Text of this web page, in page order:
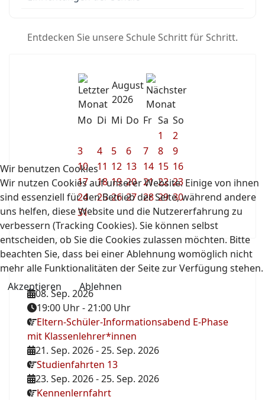
Entdecken Sie unsere Schule Schritt für Schritt.
August
2026
Mo Di Mi Do Fr Sa So
1
2
3
4 5 6 7 8
9
10
11 12 13 14 15 16
17
18 19 20 21 22 23
24
25 26 27 28 29 30
31
08. Sep. 2026
19:00 Uhr-21:00 Uhr
Eltern-Schüler-Informationsabend E-Phase
mit Klassenlehrer*innen
21. Sep. 2026-25. Sep. 2026
Studienfahrten 13
23. Sep. 2026-25. Sep. 2026
Kennenlernfahrt
Wir benutzen Cookies
Wir nutzen Cookies auf unserer Website. Einige von ihnen
sind essenziell für den Betrieb der Seite, während andere
uns helfen, diese Website und die Nutzererfahrung zu
verbessern (Tracking Cookies). Sie können selbst
entscheiden, ob Sie die Cookies zulassen möchten. Bitte
beachten Sie, dass bei einer Ablehnung womöglich nicht
mehr alle Funktionalitäten der Seite zur Verfügung stehen.
Akzeptieren
Ablehnen